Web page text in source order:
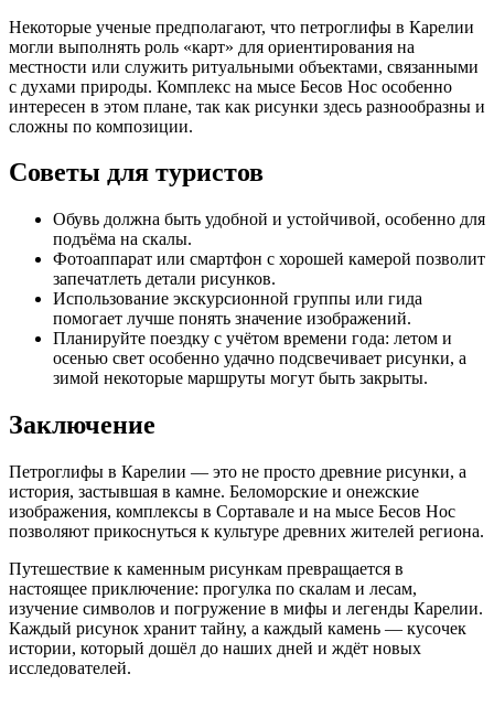
Некоторые ученые предполагают, что петроглифы в Карелии
могли выполнять роль «карт» для ориентирования на
местности или служить ритуальными объектами, связанными
с духами природы. Комплекс на мысе Бесов Нос особенно
интересен в этом плане, так как рисунки здесь разнообразны и
сложны по композиции.
Советы для туристов
Обувь должна быть удобной и устойчивой, особенно для
подъёма на скалы.
Фотоаппарат или смартфон с хорошей камерой позволит
запечатлеть детали рисунков.
Использование экскурсионной группы или гида
помогает лучше понять значение изображений.
Планируйте поездку с учётом времени года: летом и
осенью свет особенно удачно подсвечивает рисунки, а
зимой некоторые маршруты могут быть закрыты.
Заключение
Петроглифы в Карелии — это не просто древние рисунки, а
история, застывшая в камне. Беломорские и онежские
изображения, комплексы в Сортавале и на мысе Бесов Нос
позволяют прикоснуться к культуре древних жителей региона.
Путешествие к каменным рисункам превращается в
настоящее приключение: прогулка по скалам и лесам,
изучение символов и погружение в мифы и легенды Карелии.
Каждый рисунок хранит тайну, а каждый камень — кусочек
истории, который дошёл до наших дней и ждёт новых
исследователей.